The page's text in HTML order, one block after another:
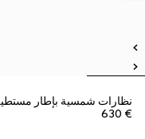
نظارات شمسية بإطار
€ 630